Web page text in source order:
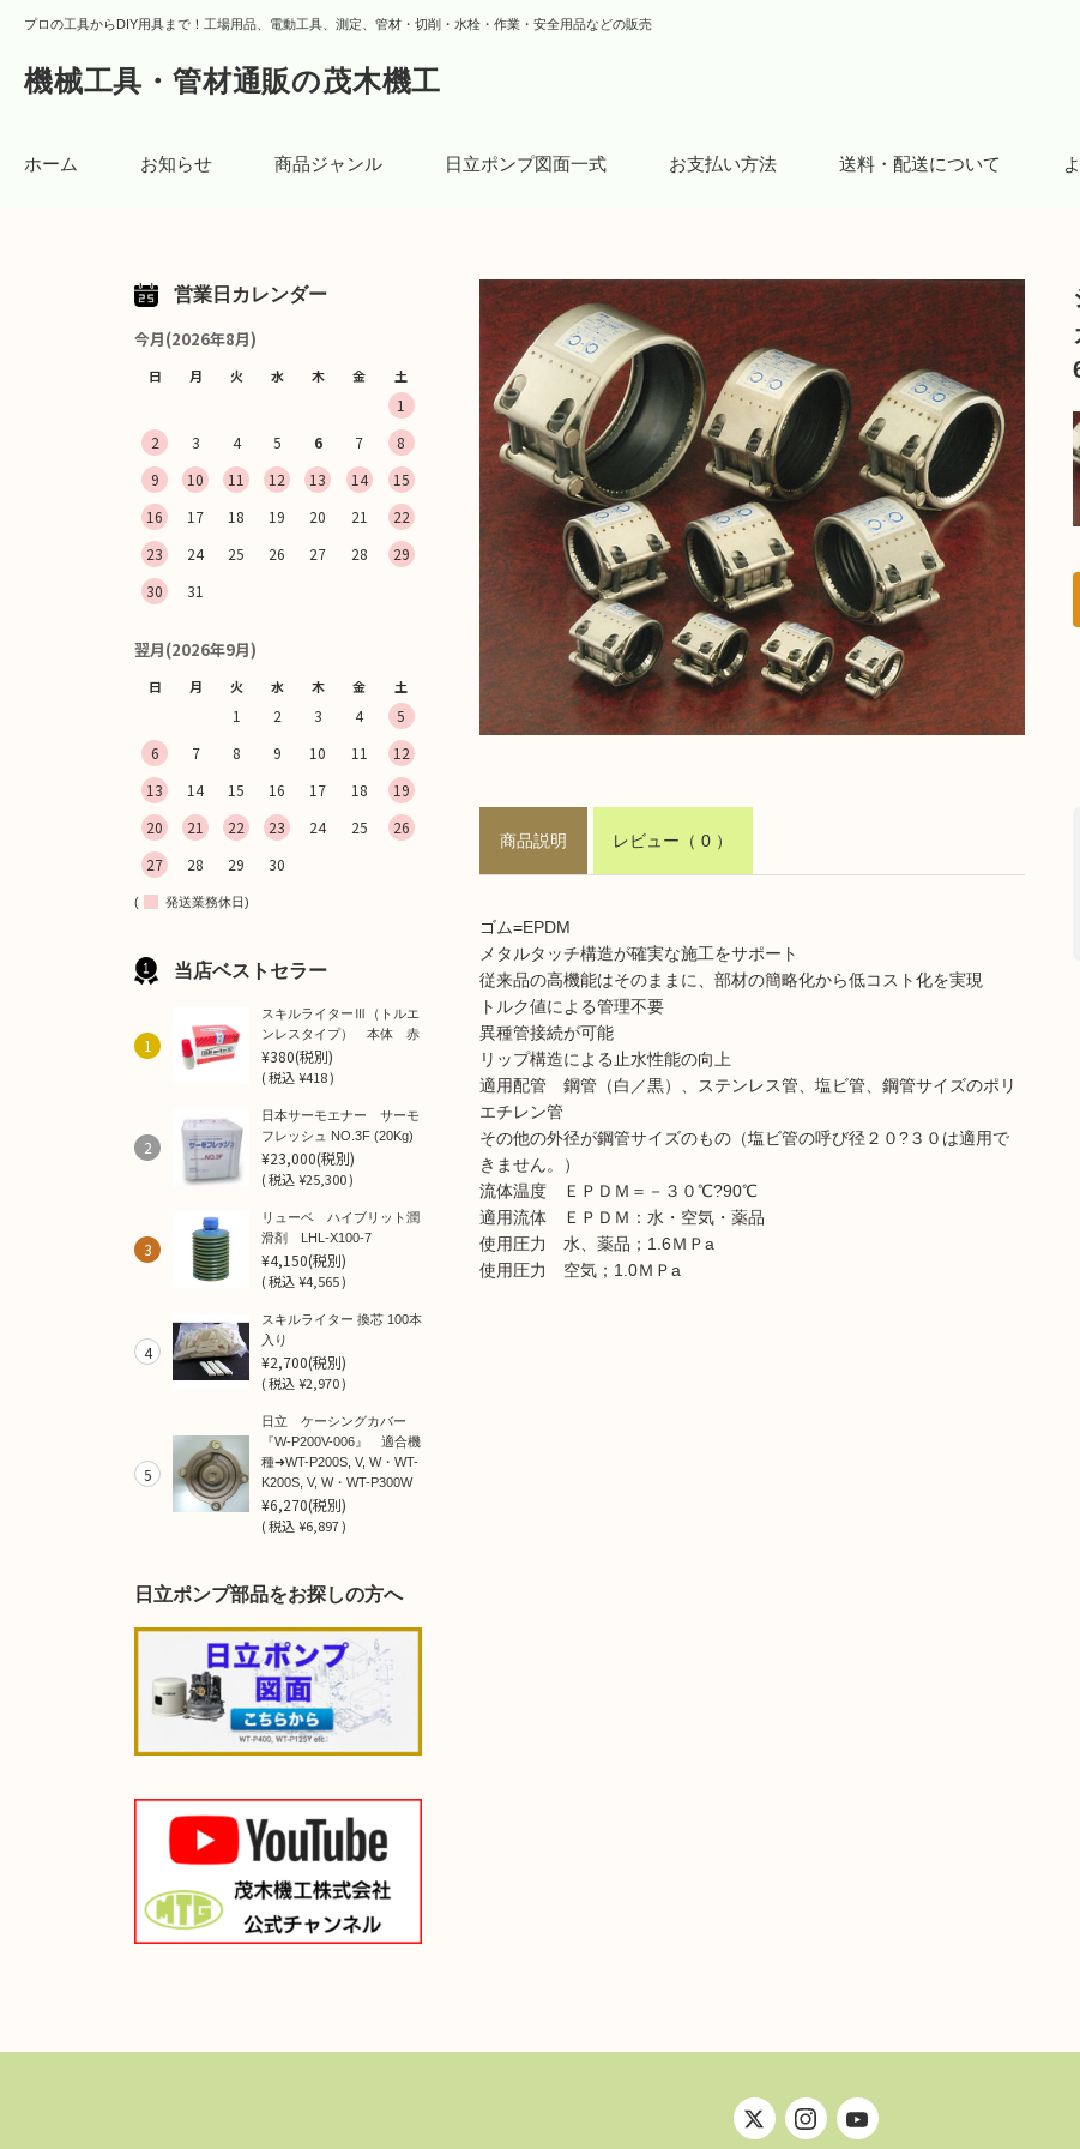
プロの工具からDIY用具まで！工場用品、電動工具、測定、管材・切削・水栓・作業・安全用品などの販売
機械工具・管材通販の茂木機工
ホーム お知らせ 商品ジャンル 日立ポンプ図面一式 お支払い方法 送料・配送について
商品説明 レビュー （ 0 ）
ゴム=EPDM
メタルタッチ構造が確実な施工をサポート
従来品の高機能はそのままに、部材の簡略化から低コスト化を実現
トルク値による管理不要
異種管接続が可能
リップ構造による止水性能の向上
適用配管 鋼管（白／黒）、ステンレス管、塩ビ管、鋼管サイズのポリ
エチレン管
その他の外径が鋼管サイズのもの（塩ビ管の呼び径２０?３０は適用で
きません。）
流体温度 ＥＰＤＭ＝－３０℃?90℃
適用流体 ＥＰＤＭ：水・空気・薬品
使用圧力 水、薬品；1.6ＭＰa
使用圧力 空気；1.0ＭＰa
営業日カレンダー
今月(2026年8月)
日 月 火 水 木 金 土
1
2
3 4 5 6 7
8
9
10 11 12 13 14
15
16
17 18 19 20 21
22
23
24 25 26 27 28
29
30
31
翌月(2026年9月)
日 月 火 水 木 金 土
1 2 3 4
5
6
7 8 9 10 11
12
13
14 15 16 17 18
19
20
21 22 23 24 25
26
27
28 29 30
( 発送業務休日)
当店ベストセラー
1
スキルライターⅢ（トルエ
ンレスタイプ） 本体 赤
¥380(税別)
(税込¥418 )
2
日本サーモエナー サーモ
フレッシュ NO.3F (20Kg)
¥23,000(税別)
(税込¥25,300 )
3
リューベ ハイブリット潤
滑剤 LHL-X100-7
¥4,150(税別)
(税込¥4,565 )
4
スキルライター 換芯 100本
入り
¥2,700(税別)
(税込¥2,970 )
5
日立 ケーシングカバー
『W-P200V-006』 適合機
種➜WT-P200S, V, W・WT-
K200S, V, W・WT-P300W
¥6,270(税別)
(税込¥6,897 )
日立ポンプ部品をお探しの方へ